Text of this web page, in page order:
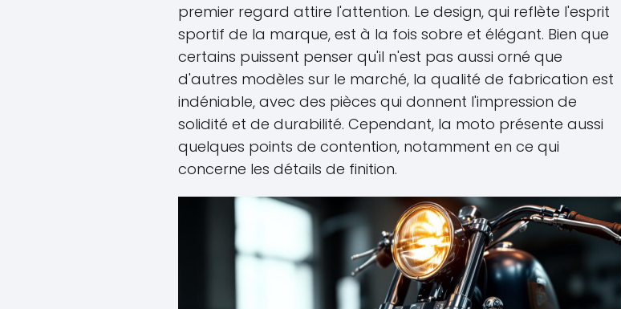
premier regard attire l'attention. Le design, qui reflète l'esprit
sportif de la marque, est à la fois sobre et élégant. Bien que
certains puissent penser qu'il n'est pas aussi orné que
d'autres modèles sur le marché, la qualité de fabrication est
indéniable, avec des pièces qui donnent l'impression de
solidité et de durabilité. Cependant, la moto présente aussi
quelques points de contention, notamment en ce qui
concerne les détails de finition.